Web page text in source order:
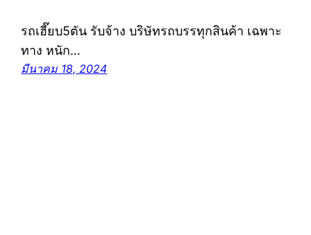
รถเฮี๊ยบ5ตัน รับจ้าง บริษัทรถบรรทุกสินค้า เฉพาะ
ทาง หนัก…
มีนาคม 18, 2024